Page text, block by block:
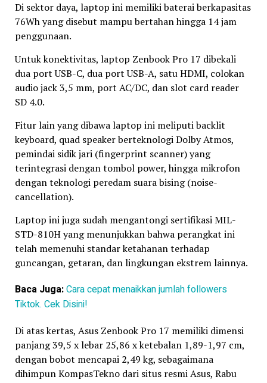
Di sektor daya, laptop ini memiliki baterai berkapasitas
76Wh yang disebut mampu bertahan hingga 14 jam
penggunaan.
Untuk konektivitas, laptop Zenbook Pro 17 dibekali
dua port USB-C, dua port USB-A, satu HDMI, colokan
audio jack 3,5 mm, port AC/DC, dan slot card reader
SD 4.0.
Fitur lain yang dibawa laptop ini meliputi backlit
keyboard, quad speaker berteknologi Dolby Atmos,
pemindai sidik jari (fingerprint scanner) yang
terintegrasi dengan tombol power, hingga mikrofon
dengan teknologi peredam suara bising (noise-
cancellation).
Laptop ini juga sudah mengantongi sertifikasi MIL-
STD-810H yang menunjukkan bahwa perangkat ini
telah memenuhi standar ketahanan terhadap
guncangan, getaran, dan lingkungan ekstrem lainnya.
Baca Juga:Cara cepat menaikkan jumlah followers
Tiktok. Cek Disini!
Di atas kertas, Asus Zenbook Pro 17 memiliki dimensi
panjang 39,5 x lebar 25,86 x ketebalan 1,89-1,97 cm,
dengan bobot mencapai 2,49 kg, sebagaimana
dihimpun KompasTekno dari situs resmi Asus, Rabu